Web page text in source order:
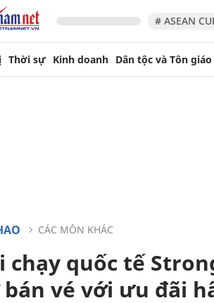
# ASEAN
Thời sự Kinh doanh Dân tộc và Tôn giáo
CÁC MÔN KHÁC
chạy quốc tế
vé với ưu đãi